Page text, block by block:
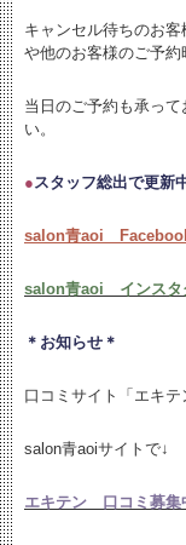
キャンセル待ちのお
や他のお客様のご予約
当日のご予約も承っ
い。
●スタッフ総出で更新
salon青aoi
salon青aoi インスタ
＊お知らせ＊
口コミサイト「エキテ
salon青aoiサイトで↓
エキテン 口コミ募集